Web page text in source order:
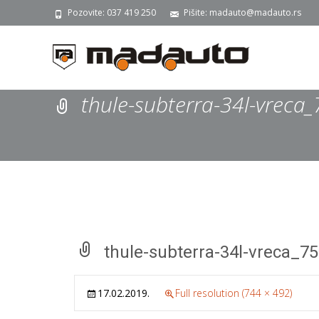
Pozovite: 037 419 250 Pišite: madauto@madauto.rs
thule-subterra-34l-
thule-subterra-34l-
17.02.2019. Full resolution (744 × 492)